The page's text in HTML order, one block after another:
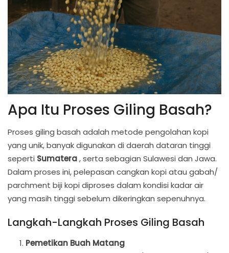
Apa Itu Proses Giling Basah?
Proses giling basah adalah metode pengolahan kopi
yang unik, banyak digunakan di daerah dataran tinggi
seperti Sumatera, serta sebagian Sulawesi dan Jawa.
Dalam proses ini, pelepasan cangkan kopi atau gabah/
parchment biji kopi diproses dalam kondisi kadar air
yang masih tinggi sebelum dikeringkan sepenuhnya.
Langkah-Langkah Proses Giling Basah
Pemetikan Buah Matang